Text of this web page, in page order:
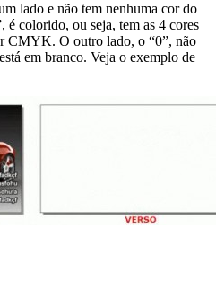
lado e não tem nenhuma cor do
é colorido, ou seja, tem as 4 cores
CMYK. O outro lado, o “0”, não
em branco. Veja o exemplo de